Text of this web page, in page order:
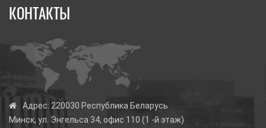
КОНТАКТЫ
Адрес: 220030 Республика Беларусь
Минск, ул. Энгельса 34, офис 110 (1 -й этаж)